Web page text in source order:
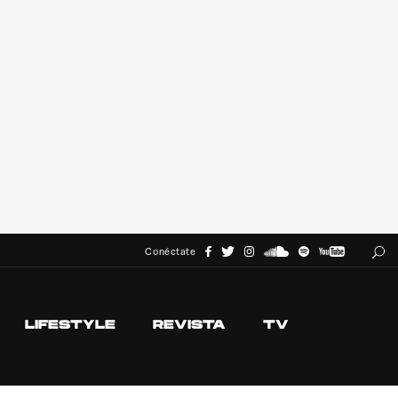
Conéctate
LIFESTYLE REVISTA TV